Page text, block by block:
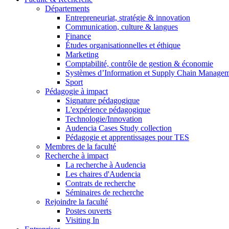
Départements
Entrepreneuriat, stratégie & innovation
Communication, culture & langues
Finance
Études organisationnelles et éthique
Marketing
Comptabilité, contrôle de gestion & économie
Systèmes d’Information et Supply Chain
Sport
Pédagogie à impact
Signature pédagogique
L'expérience pédagogique
Technologie/Innovation
Audencia Cases Study collection
Pédagogie et apprentissages pour TES
Membres de la faculté
Recherche à impact
La recherche à Audencia
Les chaires d'Audencia
Contrats de recherche
Séminaires de recherche
Rejoindre la faculté
Postes ouverts
Visiting In